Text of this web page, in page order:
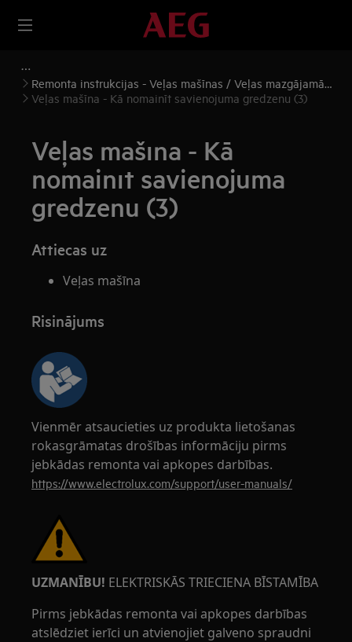
Remonta instrukcijas - Veļas mašīnas / Veļas mazgājamās
mašīnas, žāvētāji
Veļas mašīna - Kā nomainīt savienojuma gredzenu (3)
Veļas mašīna - Kā
nomainīt savienojuma
gredzenu (3)
Attiecas uz
Veļas mašīna
Risinājums
Vienmēr atsaucieties uz produkta lietošanas
rokasgrāmatas drošības informāciju pirms
jebkādas remonta vai apkopes darbības.
https://www.electrolux.com/support/user-manuals/
UZMANĪBU! ELEKTRISKĀS TRIECIENA BĪSTAMĪBA
Pirms jebkādas remonta vai apkopes darbības
atslēdziet ierīci un atvienojiet galveno spraudni